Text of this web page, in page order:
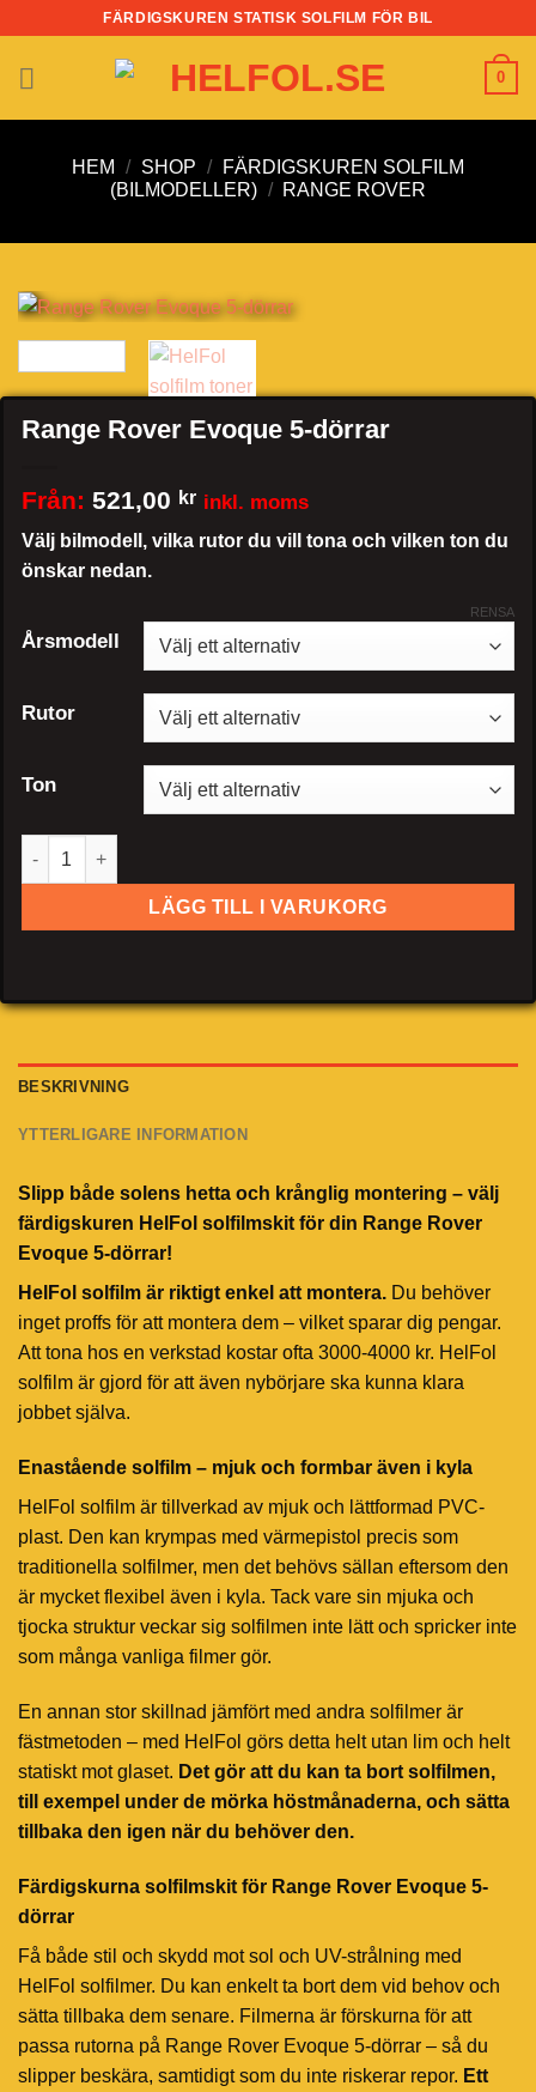
content
FÄRDIGSKUREN STATISK SOLFILM FÖR BIL
0
HEM / SHOP /
FÄRDIGSKUREN SOLFILM
(BILMODELLER) / RANGE ROVER
Range Rover Evoque 5-dörrar
Från: 521,00 kr inkl. moms
Välj bilmodell, vilka rutor du vill tona och vilken ton du
önskar nedan.
Årsmodell
Rutor
Ton
RENSA
Range Rover Evoque 5-dörrar mängd
LÄGG TILL I VARUKORG
BESKRIVNING
YTTERLIGARE INFORMATION
Slipp både solens hetta och krånglig montering – välj
färdigskuren HelFol solfilmskit för din Range Rover
Evoque 5-dörrar!
HelFol solfilm är riktigt enkel att montera. Du behöver
inget proffs för att montera dem – vilket sparar dig pengar.
Att tona hos en verkstad kostar ofta 3000-4000 kr. HelFol
solfilm är gjord för att även nybörjare ska kunna klara
jobbet själva.
Enastående solfilm – mjuk och formbar även i kyla
HelFol solfilm är tillverkad av mjuk och lättformad PVC-
plast. Den kan krympas med värmepistol precis som
traditionella solfilmer, men det behövs sällan eftersom den
är mycket flexibel även i kyla. Tack vare sin mjuka och
tjocka struktur veckar sig solfilmen inte lätt och spricker inte
som många vanliga filmer gör.
En annan stor skillnad jämfört med andra solfilmer är
fästmetoden – med HelFol görs detta helt utan lim och helt
statiskt mot glaset. Det gör att du kan ta bort solfilmen,
till exempel under de mörka höstmånaderna, och sätta
tillbaka den igen när du behöver den.
Färdigskurna solfilmskit för Range Rover Evoque 5-
dörrar
Få både stil och skydd mot sol och UV-strålning med
HelFol solfilmer. Du kan enkelt ta bort dem vid behov och
sätta tillbaka dem senare. Filmerna är förskurna för att
passa rutorna på Range Rover Evoque 5-dörrar – så du
slipper beskära, samtidigt som du inte riskerar repor. Ett